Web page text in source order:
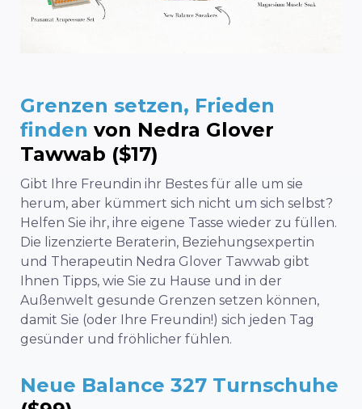
Grenzen setzen, Frieden
finden von Nedra Glover
Tawwab ($17)
Gibt Ihre Freundin ihr Bestes für alle um sie
herum, aber kümmert sich nicht um sich selbst?
Helfen Sie ihr, ihre eigene Tasse wieder zu füllen.
Die lizenzierte Beraterin, Beziehungsexpertin
und Therapeutin Nedra Glover Tawwab gibt
Ihnen Tipps, wie Sie zu Hause und in der
Außenwelt gesunde Grenzen setzen können,
damit Sie (oder Ihre Freundin!) sich jeden Tag
gesünder und fröhlicher fühlen.
Neue Balance 327 Turnschuhe